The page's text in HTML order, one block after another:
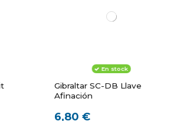
En stock
Gibraltar SC-DB Llave
Afinación
6,80 €